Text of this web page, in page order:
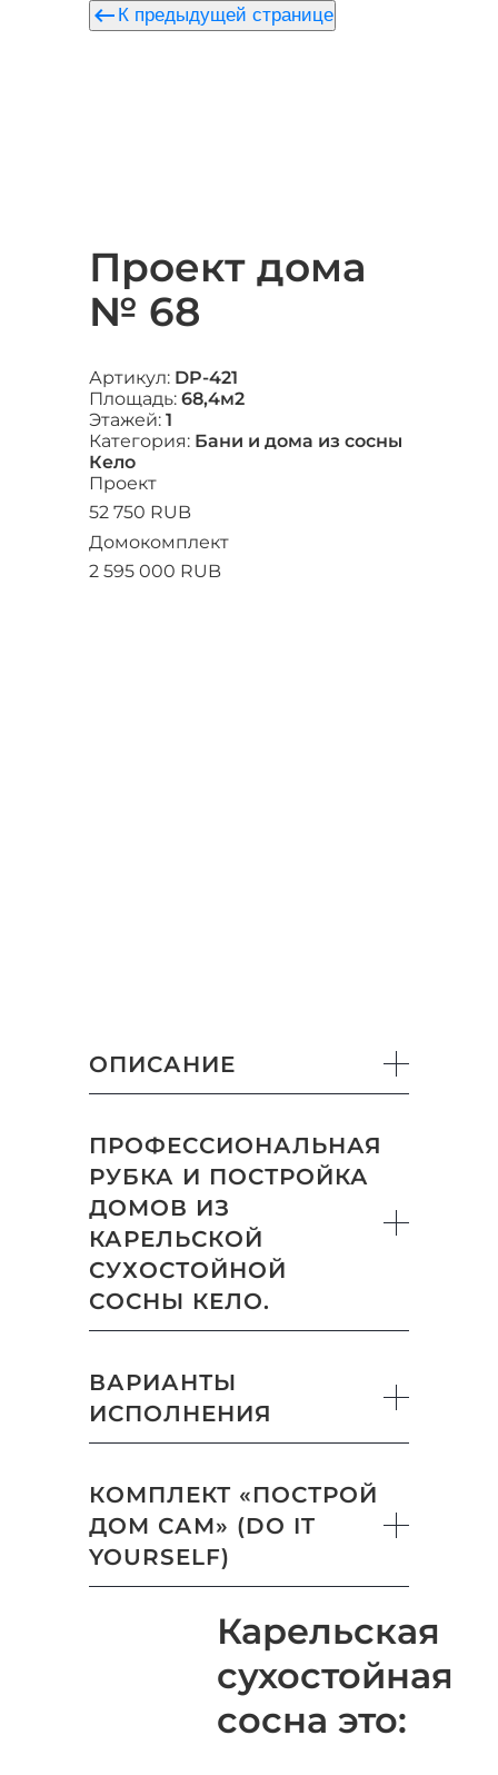
keyboard_backspace К предыдущей странице
Проект дома
№ 68
Артикул: DP-421
Площадь: 68,4м2
Этажей: 1
Категория: Бани и дома из сосны
Кело
Проект
52 750 RUB
Домокомплект
2 595 000 RUB
ОПИСАНИЕ
ПРОФЕССИОНАЛЬНАЯ
РУБКА И ПОСТРОЙКА
ДОМОВ ИЗ
КАРЕЛЬСКОЙ
СУХОСТОЙНОЙ
СОСНЫ КЕЛО.
ВАРИАНТЫ
ИСПОЛНЕНИЯ
КОМПЛЕКТ «ПОСТРОЙ
ДОМ САМ» (DO IT
YOURSELF)
Карельская
сухостойная
сосна это: